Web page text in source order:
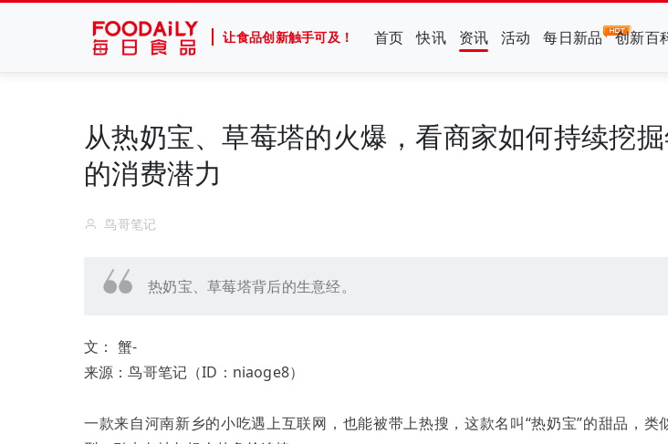
让食品创新触手可及！ 首页 快讯 资讯 活动 每日新品 创新百
从热奶宝、草莓塔的火爆，看商家如何持续挖
的消费潜力
鸟哥笔记
热奶宝、草莓塔背后的生意经。
文： 蟹-
来源：鸟哥笔记（ID： niaoge8）
一款来自河南新乡的小吃遇上互联网，也能被带上热搜，这款名叫“热奶宝”的甜品，类